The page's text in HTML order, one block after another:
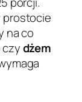
prostocie
na co
czydżem